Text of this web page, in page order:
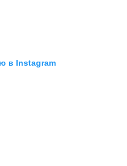
в Instagram